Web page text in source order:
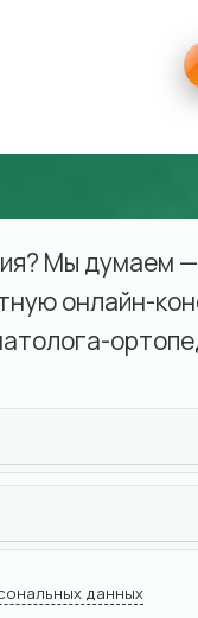
Мы думаем
онлайн-
данных